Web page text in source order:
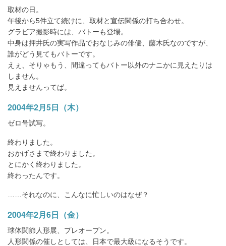
取材の日。
午後から5件立て続けに、取材と宣伝関係の打ち合わせ。
グラビア撮影時には、バトーも登場。
中身は押井氏の実写作品でおなじみの俳優、藤木氏なのですが、
誰がどう見てもバトーです。
えぇ、そりゃもう、間違ってもバトー以外のナニかに見えたりは
しません。
見えませんってば。
2004年2月5日（木）
ゼロ号試写。
終わりました。
おかげさまで終わりました。
とにかく終わりました。
終わったんです。
……それなのに、こんなに忙しいのはなぜ？
2004年2月6日（金）
球体関節人形展、プレオープン。
人形関係の催しとしては、日本で最大級になるそうです。